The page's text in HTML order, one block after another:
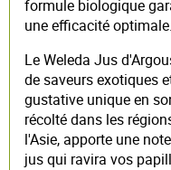
formule biologique
une efficacité optimale.
Le Weleda Jus
de saveurs exotiques
gustative unique en
récolté dans les
l'Asie, apporte une
jus qui ravira vos